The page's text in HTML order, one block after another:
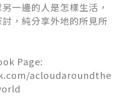
一邊的人是怎樣生活，
，純分享外地的所見所
。
Page:
acloudaroundthe